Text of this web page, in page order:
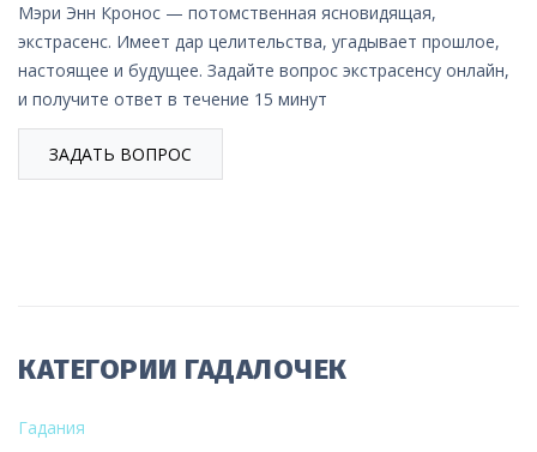
Мэри Энн Кронос — потомственная ясновидящая,
экстрасенс. Имеет дар целительства, угадывает прошлое,
настоящее и будущее. Задайте вопрос экстрасенсу онлайн,
и получите ответ в течение 15 минут
ЗАДАТЬ ВОПРОС
КАТЕГОРИИ ГАДАЛОЧЕК
Гадания